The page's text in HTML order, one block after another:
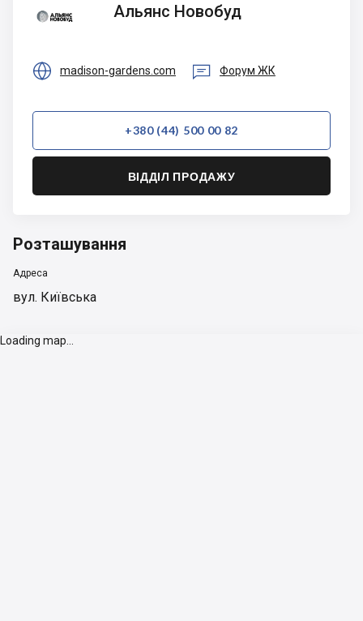
Новобуд
Альянс Новобуд
 madison-gardens.com  Форум ЖК
+380 (44) 500 00 82
ВІДДІЛ ПРОДАЖУ
Розташування
Адреса
вул. Київська
Loading map...